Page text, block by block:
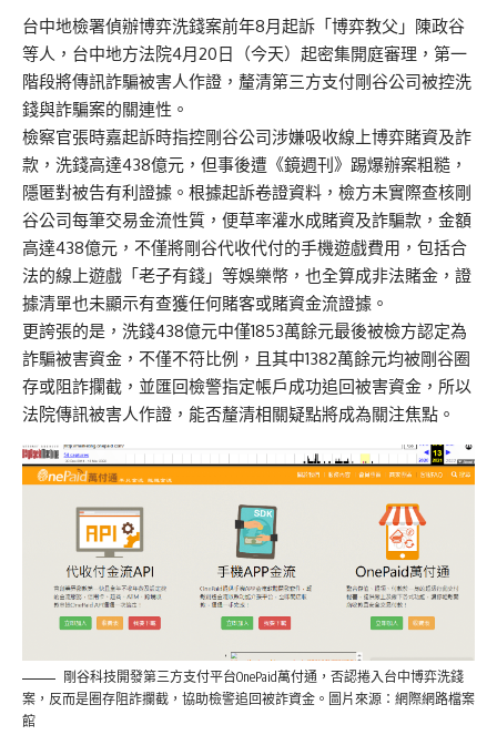
台中地檢署偵辦博弈洗錢案前年8月起訴「博弈教父」陳政谷
等人， 台中地方法院4月20日（今天）起密集開庭審理，第一
階段將傳訊詐騙被害人作證， 釐清第三方支付剛谷公司被控洗
錢與詐騙案的關連性 。
檢察官張時嘉起訴時指控剛谷公司涉嫌吸收線上博弈賭資及詐
款，洗錢高達438億元，但事後遭《鏡週刊》踢爆辦案粗糙，
隱匿對被告有利證據。根據起訴卷證資料，檢方未實際查核剛
谷公司每筆交易金流性質，便草率灌水成賭資及詐騙款，金額
高達438億元，不僅將剛谷代收代付的手機遊戲費用，包括合
法的線上遊戲「老子有錢」等娛樂幣，也全算成非法賭金，證
據清單也未顯示有查獲任何賭客或賭資金流證據。
更誇張的是，洗錢438億元中僅1853萬餘元最後被檢方認定為
詐騙被害資金，不僅不符比例，且其中1382萬餘元均被剛谷圈
存或阻詐攔截，並匯回檢警指定帳戶成功追回被害資金，所以
法院傳訊被害人作證，能否釐清相關疑點將成為關注焦點。
剛谷科技開發第三方支付平台OnePaid萬付通，否認捲入台中博弈洗錢
案，反而是圈存阻詐攔截，協助檢警追回被詐資金。圖片來源：網際網路檔案
館